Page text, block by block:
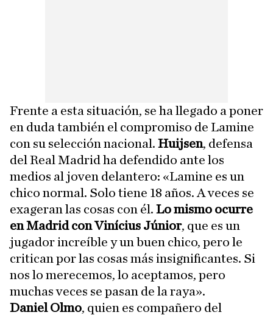
Frente a esta situación, se ha llegado a poner
en duda también el compromiso de Lamine
con su selección nacional. Huijsen, defensa
del Real Madrid ha defendido ante los
medios al joven delantero: «Lamine es un
chico normal. Solo tiene 18 años. A veces se
exageran las cosas con él. Lo mismo ocurre
en Madrid con Vinícius Júnior, que es un
jugador increíble y un buen chico, pero le
critican por las cosas más insignificantes. Si
nos lo merecemos, lo aceptamos, pero
muchas veces se pasan de la raya».
Daniel Olmo, quien es compañero del